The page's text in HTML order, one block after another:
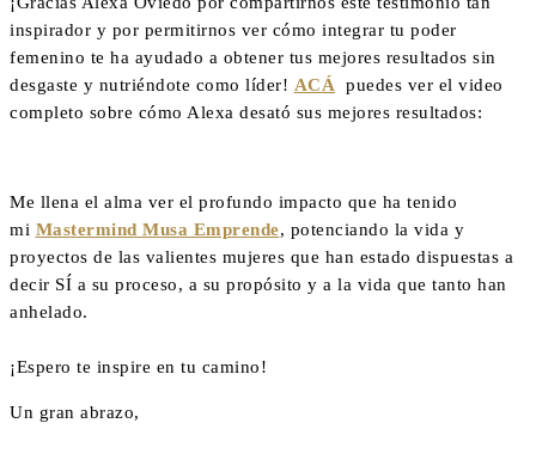
inspirador y por permitirnos ver cómo integrar tu poder
femenino te ha ayudado a obtener tus mejores resultados sin
desgaste y nutriéndote como líder! ACÁ puedes ver el video
completo sobre cómo Alexa desató sus mejores resultados:
Me llena el alma ver el profundo impacto que ha tenido
mi Mastermind Musa Emprende, potenciando la vida y
proyectos de las valientes mujeres que han estado dispuestas a
decir SÍ a su proceso, a su propósito y a la vida que tanto han
anhelado.
¡Espero te inspire en tu camino!
Un gran abrazo,